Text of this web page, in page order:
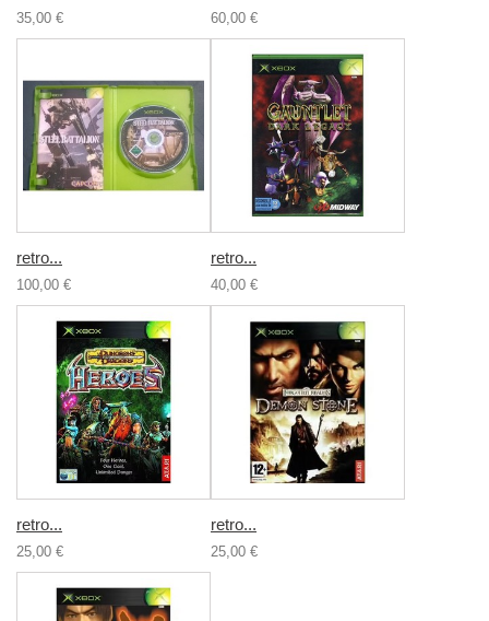
35,00 € 60,00 €
retro...
100,00 €
retro...
40,00 €
retro...
25,00 €
retro...
25,00 €